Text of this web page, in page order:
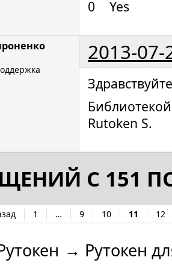
0 Yes
2013-07-
Rutoken S.
С 151
1 … 9 10 11 12
→ Рутокен